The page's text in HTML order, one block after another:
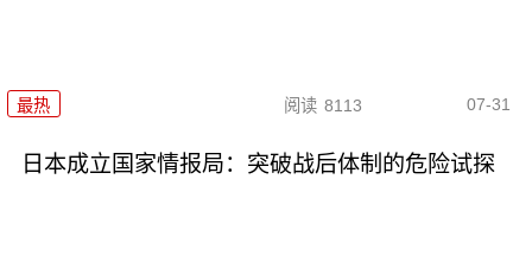
最热 阅读 8113 07-31
日本成立国家情报局：突破战后体制的危险试探